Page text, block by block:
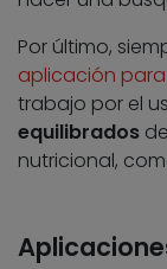
Por último,
aplicación
trabajo por el
equilibrados
nutricional,